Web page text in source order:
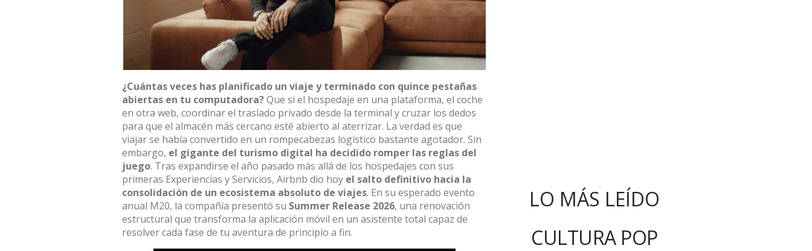
¿Cuántas veces has planificado un viaje y terminado con quince pestañas
abiertas en tu computadora?Que si el hospedaje en una plataforma, el coche
en otra web, coordinar el traslado privado desde la terminal y cruzar los dedos
para que el almacén más cercano esté abierto al aterrizar. La verdad es que
viajar se había convertido en un rompecabezas logístico bastante agotador. Sin
embargo, el gigante del turismo digital ha decidido romper las reglas del
juego. Tras expandirse el año pasado más allá de los hospedajes con sus
primeras Experiencias y Servicios, Airbnb dio hoy el salto definitivo hacia la
consolidación de un ecosistema absoluto de viajes. En su esperado evento
anual M20, la compañía presentó su Summer Release 2026, una renovación
estructural que transforma la aplicación móvil en un asistente total capaz de
resolver cada fase de tu aventura de principio a fin.
LO MÁS LEÍDO
CULTURA POP